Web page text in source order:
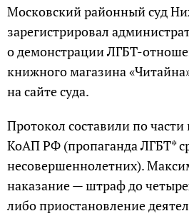
Московский районный суд
зарегистрировал
о демонстрации ЛГБТ-
книжного магазина
на сайте суда.
Протокол составили по части
КоАП РФ (пропаганда ЛГБТ*
несовершеннолетних).
наказание — штраф до
либо приостановление